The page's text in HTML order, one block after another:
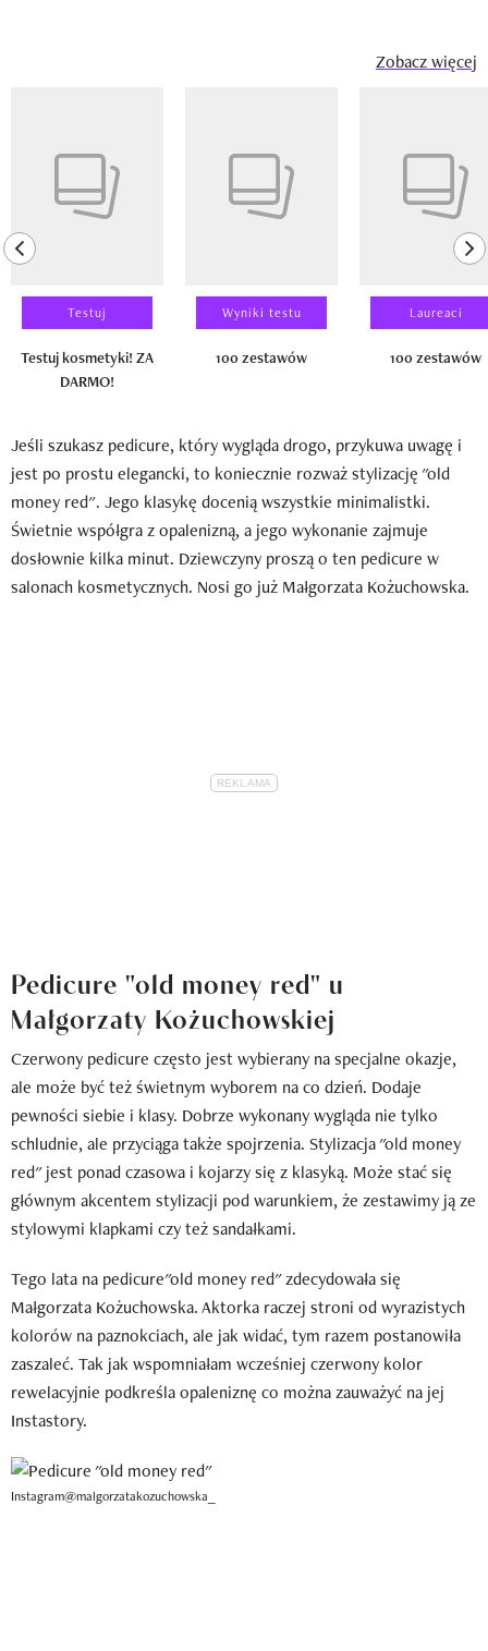
Zobacz więcej
previous element
Testuj
Testuj kosmetyki! ZA
DARMO!
Wyniki testu
100 zestawów
Laureaci
100 zestawów
Jeśli szukasz pedicure, który wygląda drogo, przykuwa uwagę i
jest po prostu elegancki, to koniecznie rozważ stylizację "old
money red". Jego klasykę docenią wszystkie minimalistki.
Świetnie współgra z opalenizną, a jego wykonanie zajmuje
dosłownie kilka minut. Dziewczyny proszą o ten pedicure w
salonach kosmetycznych. Nosi go już Małgorzata Kożuchowska.
Pedicure "old money red" u
Małgorzaty Kożuchowskiej
Czerwony pedicure często jest wybierany na specjalne okazje,
ale może być też świetnym wyborem na co dzień. Dodaje
pewności siebie i klasy. Dobrze wykonany wygląda nie tylko
schludnie, ale przyciąga także spojrzenia. Stylizacja "old money
red" jest ponad czasowa i kojarzy się z klasyką. Może stać się
głównym akcentem stylizacji pod warunkiem, że zestawimy ją ze
stylowymi klapkami czy też sandałkami.
Tego lata na pedicure"old money red" zdecydowała się
Małgorzata Kożuchowska. Aktorka raczej stroni od wyrazistych
kolorów na paznokciach, ale jak widać, tym razem postanowiła
zaszaleć. Tak jak wspomniałam wcześniej czerwony kolor
rewelacyjnie podkreśla opaleniznę co można zauważyć na jej
Instastory.
Instagram@malgorzatakozuchowska_